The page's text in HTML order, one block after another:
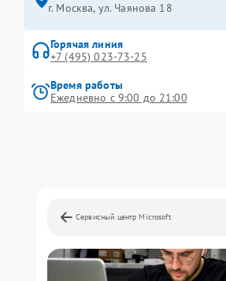
г. Москва, ул. Чаянова 18
Горячая линия
+7 (495) 023-73-25
Время работы
Ежедневно с 9:00 до 21:00
Сервисный центр Microsoft